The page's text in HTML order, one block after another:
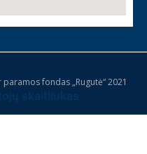
fondas „Rugutė“ 2021